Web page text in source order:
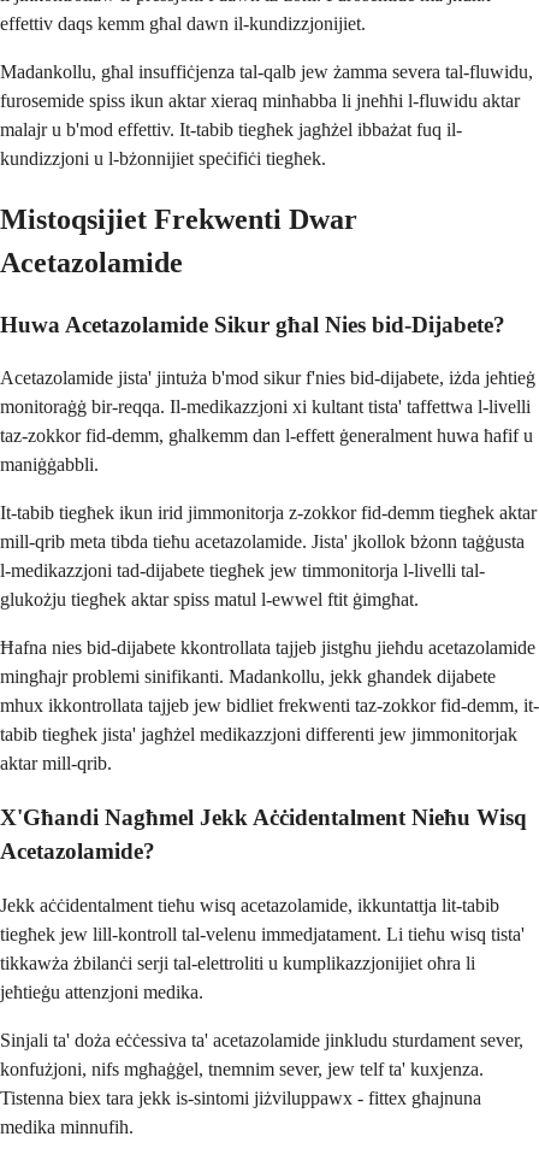
effettiv daqs kemm għal dawn il-kundizzjonijiet.
Madankollu, għal insuffiċjenza tal-qalb jew żamma severa tal-fluwidu,
furosemide spiss ikun aktar xieraq minħabba li jneħħi l-fluwidu aktar
malajr u b'mod effettiv. It-tabib tiegħek jagħżel ibbażat fuq il-
kundizzjoni u l-bżonnijiet speċifiċi tiegħek.
Mistoqsijiet Frekwenti Dwar
Acetazolamide
Huwa Acetazolamide Sikur għal Nies bid-Dijabete?
Acetazolamide jista' jintuża b'mod sikur f'nies bid-dijabete, iżda jeħtieġ
monitoraġġ bir-reqqa. Il-medikazzjoni xi kultant tista' taffettwa l-livelli
taz-zokkor fid-demm, għalkemm dan l-effett ġeneralment huwa ħafif u
maniġġabbli.
It-tabib tiegħek ikun irid jimmonitorja z-zokkor fid-demm tiegħek aktar
mill-qrib meta tibda tieħu acetazolamide. Jista' jkollok bżonn taġġusta
l-medikazzjoni tad-dijabete tiegħek jew timmonitorja l-livelli tal-
glukożju tiegħek aktar spiss matul l-ewwel ftit ġimgħat.
Ħafna nies bid-dijabete kkontrollata tajjeb jistgħu jieħdu acetazolamide
mingħajr problemi sinifikanti. Madankollu, jekk għandek dijabete
mhux ikkontrollata tajjeb jew bidliet frekwenti taz-zokkor fid-demm, it-
tabib tiegħek jista' jagħżel medikazzjoni differenti jew jimmonitorjak
aktar mill-qrib.
X'Għandi Nagħmel Jekk Aċċidentalment Nieħu Wisq
Acetazolamide?
Jekk aċċidentalment tieħu wisq acetazolamide, ikkuntattja lit-tabib
tiegħek jew lill-kontroll tal-velenu immedjatament. Li tieħu wisq tista'
tikkawża żbilanċi serji tal-elettroliti u kumplikazzjonijiet oħra li
jeħtieġu attenzjoni medika.
Sinjali ta' doża eċċessiva ta' acetazolamide jinkludu sturdament sever,
konfużjoni, nifs mgħaġġel, tnemnim sever, jew telf ta' kuxjenza.
Tistenna biex tara jekk is-sintomi jiżviluppawx - fittex għajnuna
medika minnufih.